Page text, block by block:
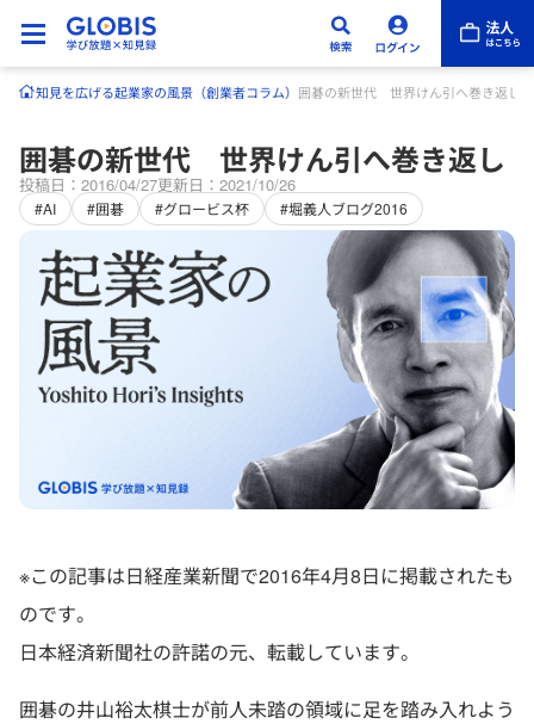
知見を広げる起業家の風景（創業者コラム） 囲碁の新世代 世界けん引へ巻き返し
囲碁の新世代 世界けん引へ巻き返し
投稿日：2016/04/27更新日：2021/10/26
#AI #囲碁 #グロービス杯 #堀義人ブログ2016
※この記事は日経産業新聞で2016年4月8日に掲載されたも
のです。
日本経済新聞社の許諾の元、転載しています。
囲碁の井山裕太棋士が前人未踏の領域に足を踏み入れよう